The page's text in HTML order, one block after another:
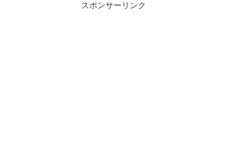
スポンサーリンク